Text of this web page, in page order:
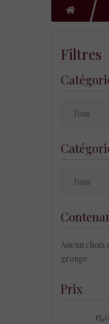
Filtres
Aucun choix
groupe
Prix